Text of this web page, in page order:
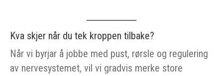
Kva skjer når du tek kroppen tilbake?
Når vi byrjar å jobbe med pust, rørsle og regulering
av nervesystemet, vil vi gradvis merke store